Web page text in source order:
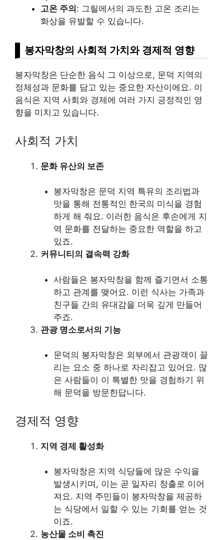
고온 주의 : 그릴에서의 과도한 고온 조리는
화상을 유발할 수 있습니다.
봉자막창의 사회적 가치와 경제적 영향
봉자막창은 단순한 음식 그 이상으로, 문덕 지역의
정체성과 문화를 담고 있는 중요한 자산이에요. 이
음식은 지역 사회와 경제에 여러 가지 긍정적인 영
향을 미치고 있습니다.
사회적 가치
문화 유산의 보존
봉자막창은 문덕 지역 특유의 조리법과
맛을 통해 전통적인 한국의 미식을 경험
하게 해 줘요. 이러한 음식은 후손에게 지
역 문화를 전달하는 중요한 역할을 하고
있죠.
커뮤니티의 결속력 강화
사람들은 봉자막창을 함께 즐기면서 소통
하고 관계를 맺어요. 이런 식사는 가족과
친구들 간의 유대감을 더욱 깊게 만들어
주죠.
관광 명소로서의 기능
문덕의 봉자막창은 외부에서 관광객이 끌
리는 요소 중 하나로 자리잡고 있어요. 많
은 사람들이 이 특별한 맛을 경험하기 위
해 문덕을 방문한답니다.
경제적 영향
지역 경제 활성화
봉자막창은 지역 식당들에 많은 수익을
발생시키며, 이는 곧 일자리 창출로 이어
져요. 지역 주민들이 봉자막창을 제공하
는 식당에서 일할 수 있는 기회를 얻는 것
이죠.
농산물 소비 촉진